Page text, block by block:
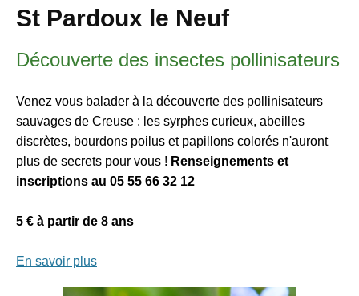
St Pardoux le Neuf
Découverte des insectes pollinisateurs
Venez vous balader à la découverte des pollinisateurs
sauvages de Creuse : les syrphes curieux, abeilles
discrètes, bourdons poilus et papillons colorés n'auront
plus de secrets pour vous ! Renseignements et
inscriptions au 05 55 66 32 12
5 € à partir de 8 ans
En savoir plus